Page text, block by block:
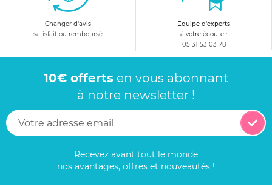
Changer d'avis
satisfait ou remboursé
Equipe d'experts
à votre écoute :
05 31 53 03 78
10€ offerts en vous abonnant
à notre newsletter !
Recevez avant tout le monde
nos avantages, offres et nouveautés !